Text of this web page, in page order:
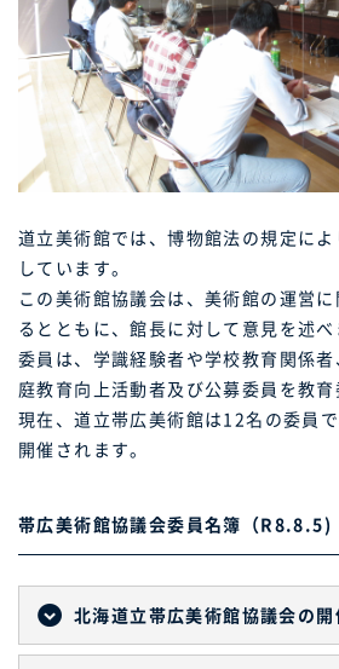
道立美術館では、博物館法の規定に
しています。
この美術館協議会は、美術館の運営
るとともに、館長に対して意見を述べ
委員は、学識経験者や学校教育関係
庭教育向上活動者及び公募委員を教育
現在、道立帯広美術館は12名の委員
開催されます。
帯広美術館協議会委員名簿（R8.8.5)
北海道立帯広美術館協議会の開